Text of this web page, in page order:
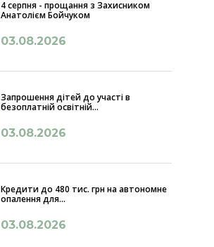
4 серпня - прощання з Захисником
Анатолієм Бойчуком
03.08.2026
Запрошення дітей до участі в
безоплатній освітній...
03.08.2026
Кредити до 480 тис. грн на автономне
опалення для...
03.08.2026